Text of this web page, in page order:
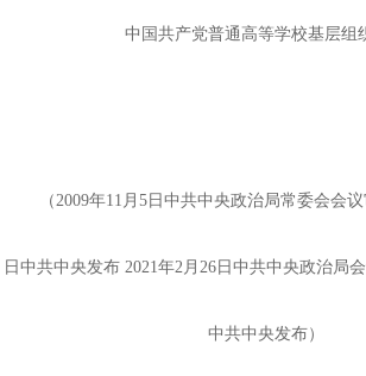
中国共产党普通高等学校基层组
（ 2009年11月5日中共中央政治局常委会会
日中共中央发布 2021年2月26日中共中央政治局
中共中央发布）